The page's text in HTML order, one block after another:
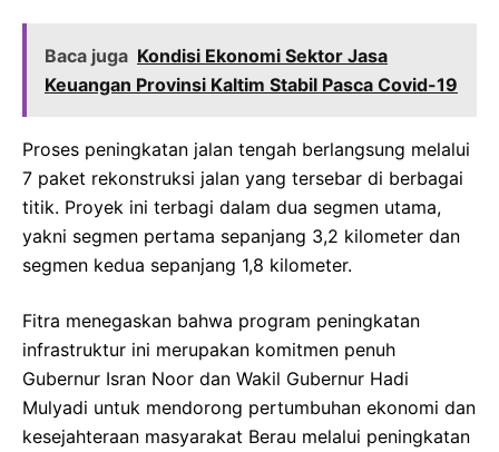
Baca juga Kondisi Ekonomi Sektor Jasa
Keuangan Provinsi Kaltim Stabil Pasca Covid-19
Proses peningkatan jalan tengah berlangsung melalui
7 paket rekonstruksi jalan yang tersebar di berbagai
titik. Proyek ini terbagi dalam dua segmen utama,
yakni segmen pertama sepanjang 3,2 kilometer dan
segmen kedua sepanjang 1,8 kilometer.
Fitra menegaskan bahwa program peningkatan
infrastruktur ini merupakan komitmen penuh
Gubernur Isran Noor dan Wakil Gubernur Hadi
Mulyadi untuk mendorong pertumbuhan ekonomi dan
kesejahteraan masyarakat Berau melalui peningkatan